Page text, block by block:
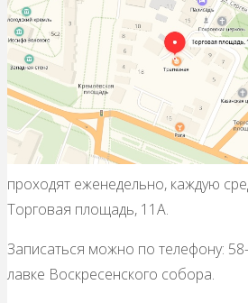
проходят еженедельно, каждую
Торговая площадь, 11А.
Записаться можно по телефону:
лавке Воскресенского собора.